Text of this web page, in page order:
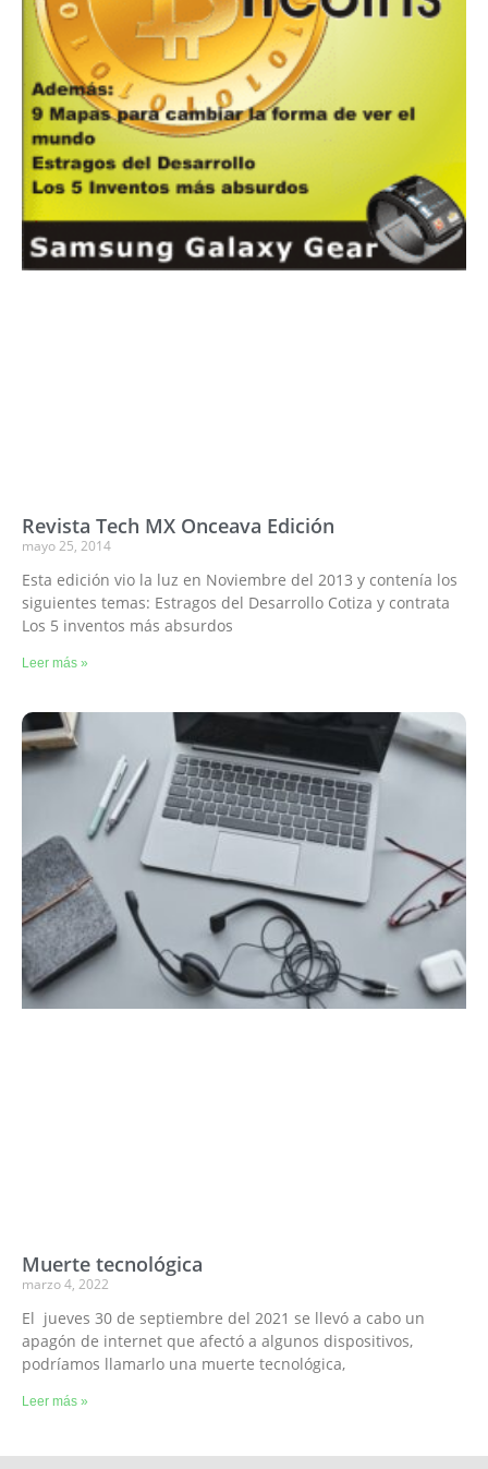
Revista Tech MX Onceava Edición
mayo 25, 2014
Esta edición vio la luz en Noviembre del 2013 y contenía los
siguientes temas: Estragos del Desarrollo Cotiza y contrata
Los 5 inventos más absurdos
Leer más »
Muerte tecnológica
marzo 4, 2022
El jueves 30 de septiembre del 2021 se llevó a cabo un
apagón de internet que afectó a algunos dispositivos,
podríamos llamarlo una muerte tecnológica,
Leer más »